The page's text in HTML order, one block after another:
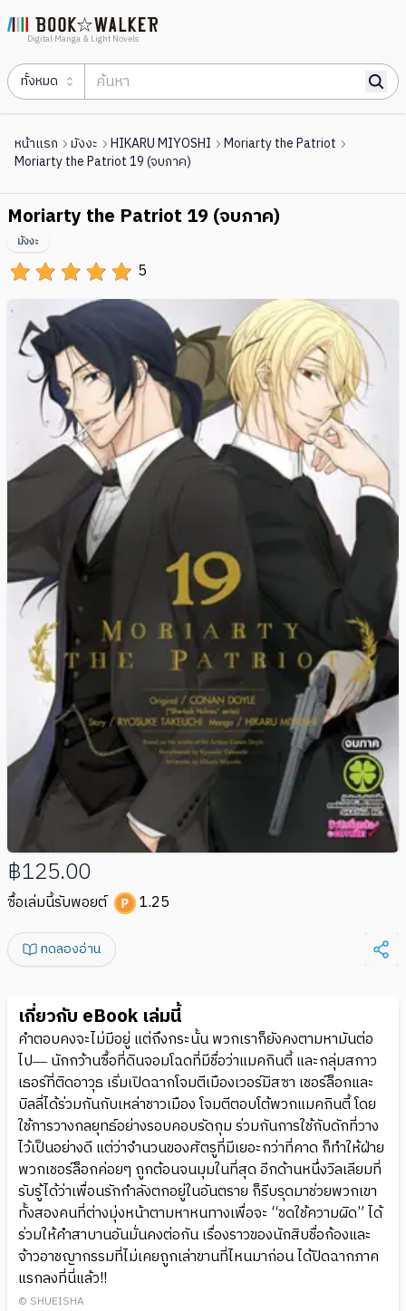
Digital Manga & Light Novels
ทั้งหมด
หน้าแรก มังงะ HIKARU MIYOSHI
Moriarty the Patriot
Moriarty the Patriot 19 (จบภาค)
Moriarty the Patriot 19 (จบภาค)
5
มังงะ
฿125.00
ซื้อเล่มนี้รับพอยต์ 1.25
ทดลองอ่าน
เกี่ยวกับ eBook เล่มนี้
คำตอบคงจะไม่มีอยู่ แต่ถึงกระนั้น พวกเราก็ยังคงตามหามันต่อ
ไป― นักกว้านซื้อที่ดินจอมโฉดที่มีชื่อว่าแมคกินตี้ และกลุ่มสกาว
เธอร์ที่ติดอาวุธ เริ่มเปิดฉากโจมตีเมืองเวอร์มิสซา เชอร์ล็อกและ
บิลลี่ได้ร่วมกันกับเหล่าชาวเมือง โจมตีตอบโต้พวกแมคกินตี้ โดย
ใช้การวางกลยุทธ์อย่างรอบคอบรัดกุม ร่วมกันการใช้กับดักที่วาง
ไว้เป็นอย่างดี แต่ว่าจำนวนของศัตรูที่มีเยอะกว่าที่คาด ก็ทำให้ฝ่าย
พวกเชอร์ล็อกค่อยๆ ถูกต้อนจนมุมในที่สุด อีกด้านหนึ่งวิลเลียมที่
รับรู้ได้ว่าเพื่อนรักกำลังตกอยู่ในอันตราย ก็รีบรุดมาช่วยพวกเขา
ทั้งสองคนที่ต่างมุ่งหน้าตามหาหนทางเพื่อจะ “ชดใช้ความผิด” ได้
ร่วมให้คำสาบานอันมั่นคงต่อกัน เรื่องราวของนักสิบชื่อก้องและ
จ้าวอาชญากรรมที่ไม่เคยถูกเล่าขานที่ไหนมาก่อน ได้ปิดฉากภาค
แรกลงที่นี่แล้ว!!
© SHUEISHA